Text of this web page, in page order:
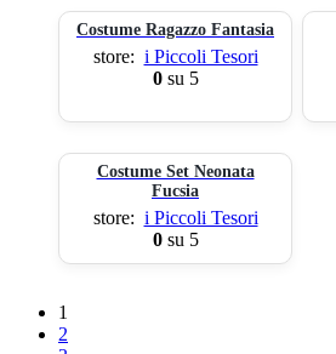
Costume Ragazzo Fantasia
store: i Piccoli Tesori
0su 5
Costume Set Neonata
Fucsia
store: i Piccoli Tesori
0su 5
1
2